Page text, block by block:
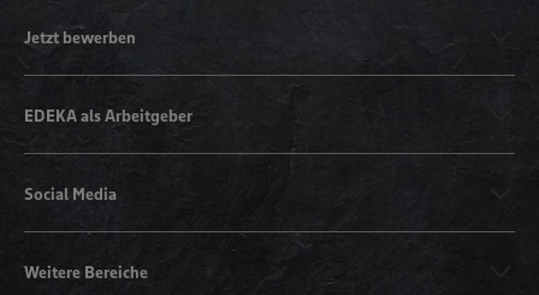
Jetzt bewerben
EDEKA als Arbeitgeber
Social Media
Weitere Bereiche